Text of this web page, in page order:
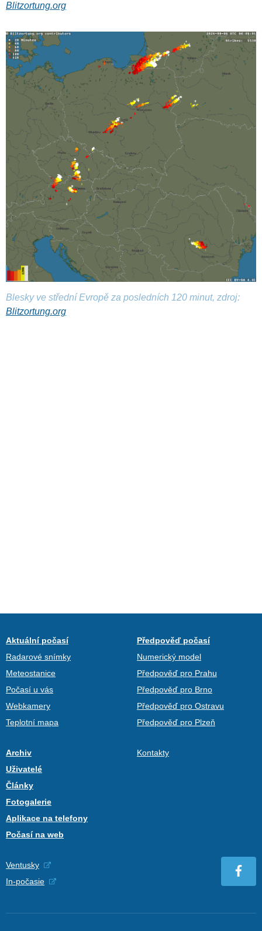
Blitzortung.org
Blesky ve střední Evropě za posledních 120 minut, zdroj:
Blitzortung.org
Aktuální počasí
Radarové snímky
Meteostanice
Počasí u vás
Webkamery
Teplotní mapa
Předpověď počasí
Numerický model
Předpověď pro Prahu
Předpověď pro Brno
Předpověď pro Ostravu
Předpověď pro Plzeň
Archiv
Uživatelé
Články
Fotogalerie
Aplikace na telefony
Počasí na web
Kontakty
Ventusky
In-počasie